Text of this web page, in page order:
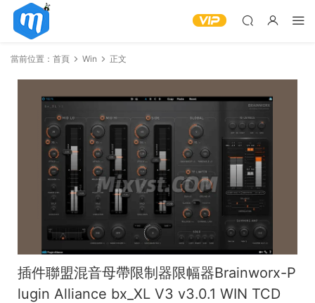
當前位置： 首頁 Win 正文
插件聯盟混音母帶限制器限幅器Brainworx-P
lugin Alliance bx_XL V3 v3.0.1 WIN TCD